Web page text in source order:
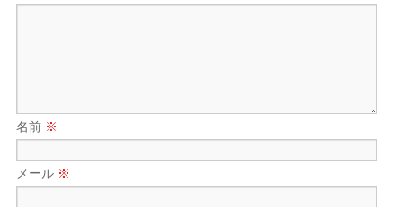
名前 ※
メール ※